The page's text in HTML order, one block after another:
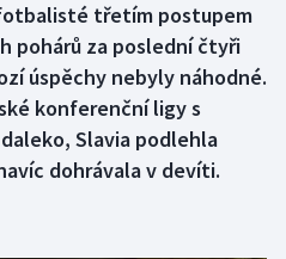
třetím postupem
pohárů za poslední čtyři
úspěchy nebyly náhodné.
konferenční ligy s
Slavia podlehla
dohrávala v devíti.